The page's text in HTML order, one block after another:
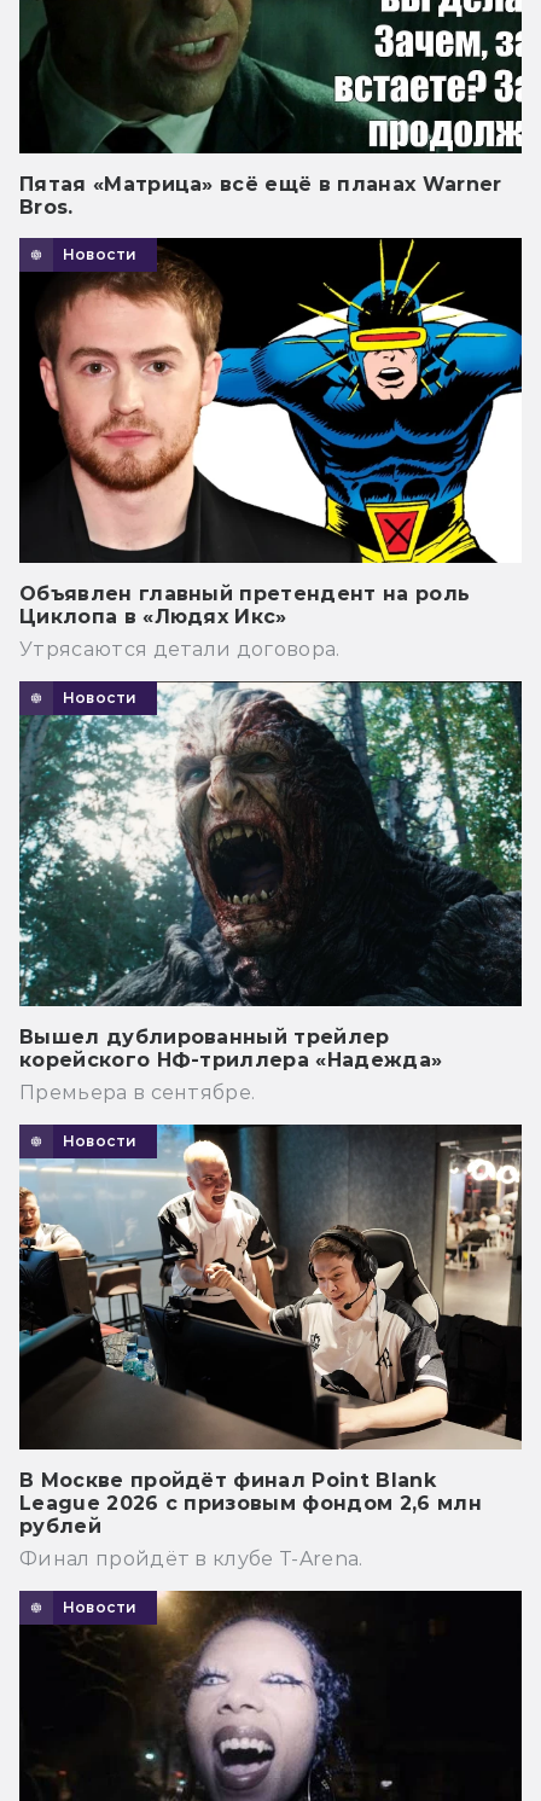
Пятая «Матрица» всё ещё в планах Warner
Bros.
Новости
Объявлен главный претендент на роль
Циклопа в «Людях Икс»
Утрясаются детали договора.
Новости
Вышел дублированный трейлер
корейского НФ-триллера «Надежда»
Премьера в сентябре.
Новости
В Москве пройдёт финал Point Blank
League 2026 с призовым фондом 2,6 млн
рублей
Финал пройдёт в клубе T-Arena.
Новости